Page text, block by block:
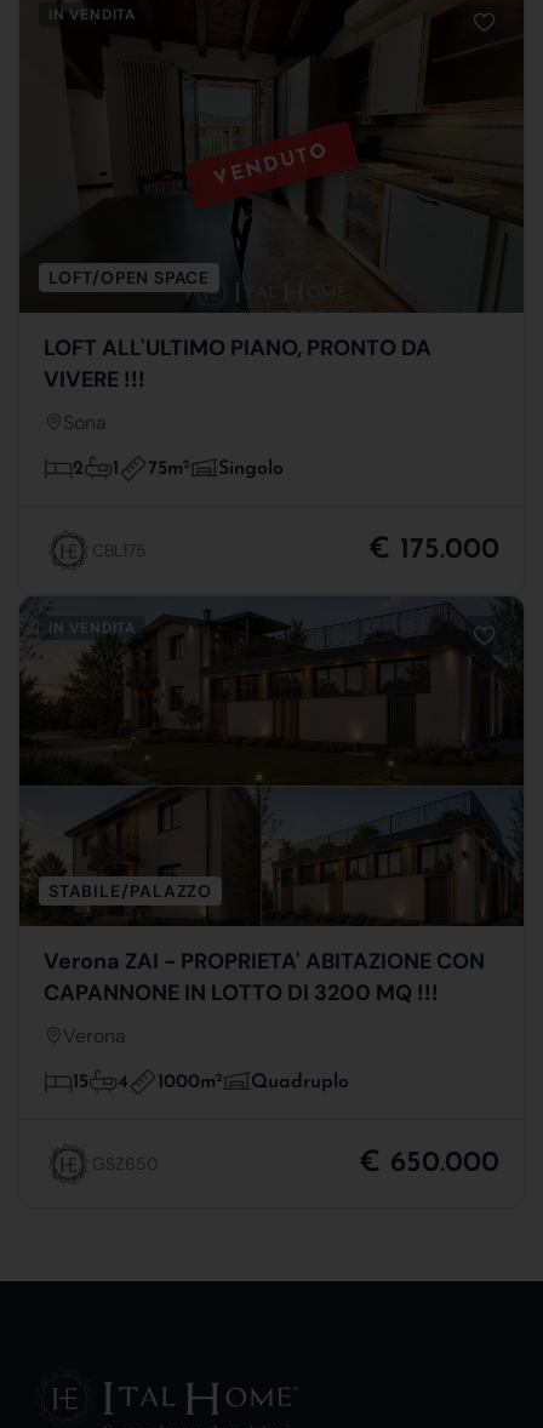
VENDUTO
IN VENDITA
LOFT/OPEN SPACE
LOFT ALL'ULTIMO PIANO, PRONTO DA
VIVERE !!!
Sona
2 1 75m2 Singolo
CBL175 € 175.000
IN VENDITA
STABILE/PALAZZO
Verona ZAI - PROPRIETA' ABITAZIONE CON
CAPANNONE IN LOTTO DI 3200 MQ !!!
Verona
15 4 1000m2 Quadruplo
GSZ650 € 650.000